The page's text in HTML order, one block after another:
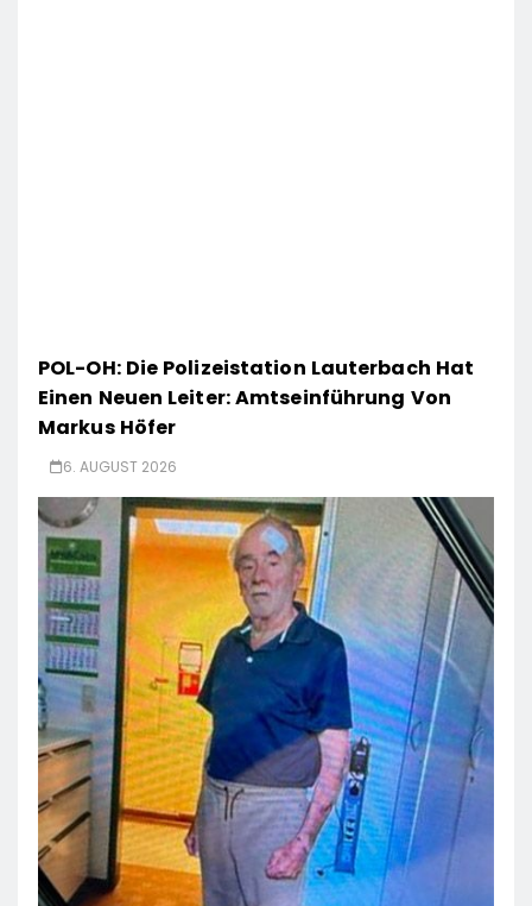
POL-OH: Die Polizeistation Lauterbach Hat
Einen Neuen Leiter: Amtseinführung Von
Markus Höfer
6. AUGUST 2026